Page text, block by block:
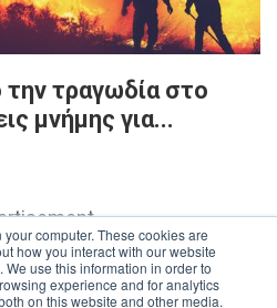
computer. These cookies are
how you interact with our website
use this information in order to
experience and for analytics
on this website and other media.
τραγωδία στο
μνήμης για...
-